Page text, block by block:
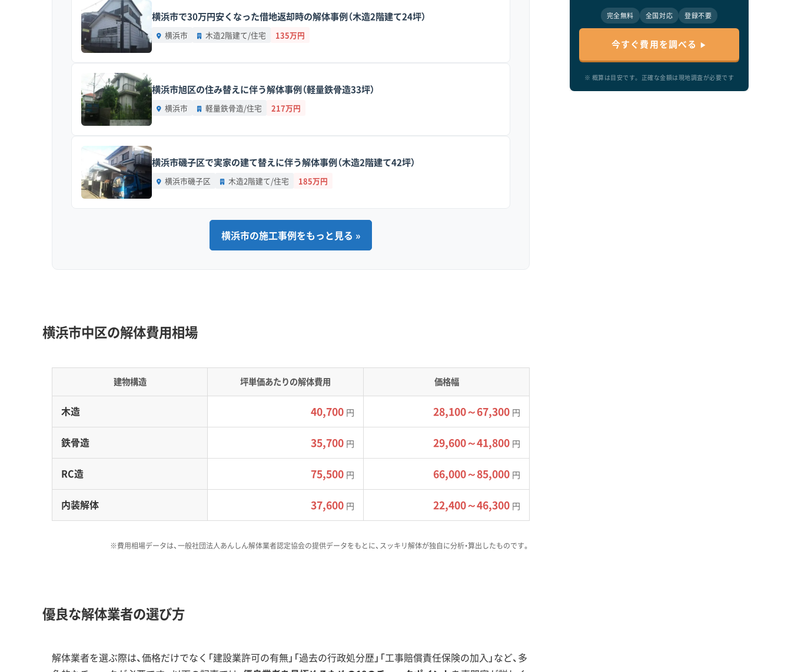
道路事情：北方町などの木造住宅が密集する地域には、幅4m未満のいわゆる「2項道路」が網の目のように走って
います。だからこそ、重機や4tトラックが現場に入れず、交通誘導員の配置が必須になるケースも珍しくありま
せん。加えて、搬出ルートとなる国道16号線は、桜木町や曙町周辺で慢性的な渋滞が起きています。
費用への影響：重機が入れない現場では、作業員による「手壊し解体」や廃材を少しずつ運び出す「小運搬」が必
須です。結果として工期が長引き、解体坪単価が通常の2倍以上になることもあります。古い擁壁の安全対策や
改修工事で、建物の解体とは別に費用がかかるリスクも高いのがこのエリアの特徴です。
運営者 稲垣
私がこれまでに見てきた失敗例として多いのが、古い擁壁の崩落トラブル
です。特にこのエリアのような傾斜地では、見積もりの段階で「擁壁の安全
性」について具体的に説明してくれる業者を選ぶのが、失敗しないための
よる再生が進むなど、場所ごとに全く異なるルールが存在します。
横浜市中区での解体や建設は、場所によって全く異なるアプローチが求められます。
2025年12月、JR関内駅前の旧市庁舎跡地で大規模再開発「BASEGATE横浜関内」が竣工しました。この動きは周辺
み出しています。
その一方で、山手地区には住民が主体で運用する「山手まちづくり協定」があります。ここでは建物のデザインや色
合い、庭木の保存に至るまで、法律以上に厳しい基準が設けられています。そのため、安易な解体や周囲の景観と合
わない新築は、まず認められにくいと考えておくべきです。
加えて、かつて日雇い労働者の街だった寿町地区では、古い建物を壊すのではなく、内装を新しくしてホステルやシ
解体工事・空き家対策の補助金
崖地の安全対策や、特定の木造住宅が密集するエリア（不燃化推進地域）での解体に対し、手厚い補助金制度が
横浜市で30万円安くなった借地返却時の解体事例（木造2階建て24坪）
横浜市 木造2階建て/住宅 135万円
横浜市旭区の住み替えに伴う解体事例（軽量鉄骨造33坪）
横浜市 軽量鉄骨造/住宅 217万円
横浜市磯子区で実家の建て替えに伴う解体事例（木造2階建て42坪）
横浜市磯子区 木造2階建て/住宅 185万円
横浜市の施工事例をもっと見る »
横浜市中区の解体費用相場
建物構造 坪単価あたりの解体費用 価格幅
木造 40,700 円 28,100～67,300 円
鉄骨造 35,700 円 29,600～41,800 円
RC造 75,500 円 66,000～85,000 円
内装解体 37,600 円 22,400～46,300 円
※費用相場データは、一般社団法人あんしん解体業者認定協会の提供データをもとに、スッキリ解体が独自に分析・算出したものです。
優良な解体業者の選び方
解体業者を選ぶ際は、価格だけでなく「建設業許可の有無」「過去の行政処分歴」「工事賠償責任保険の加入」など、多
完全無料 全国対応 登録不要
今すぐ費用を調べる
※ 概算は目安です。正確な金額は現地調査が必要です